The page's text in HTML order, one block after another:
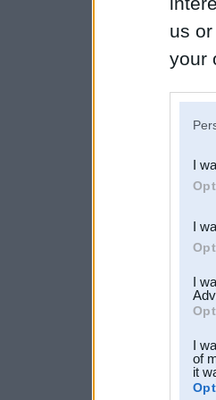
us
your
third
I
I
I
I
of
it